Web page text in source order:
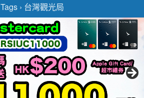
Tags › 台灣觀光局